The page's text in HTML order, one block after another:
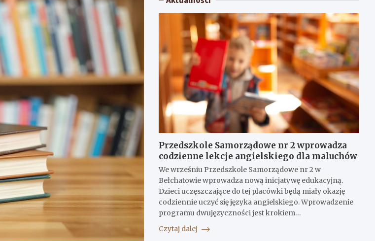
Przedszkole Samorządowe nr 2 wprowadza
codzienne lekcje angielskiego dla maluchów
We wrześniu Przedszkole Samorządowe nr 2 w
Bełchatowie wprowadza nową inicjatywę edukacyjną.
Dzieci uczęszczające do tej placówki będą miały okazję
codziennie uczyć się języka angielskiego. Wprowadzenie
programu dwujęzyczności jest krokiem…
Czytaj dalej